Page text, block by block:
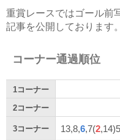
重賞レースではゴール前
記事を公開しております。
コーナー通過順位
1コーナー
2コーナー
3コーナー 13,8,6,7(2